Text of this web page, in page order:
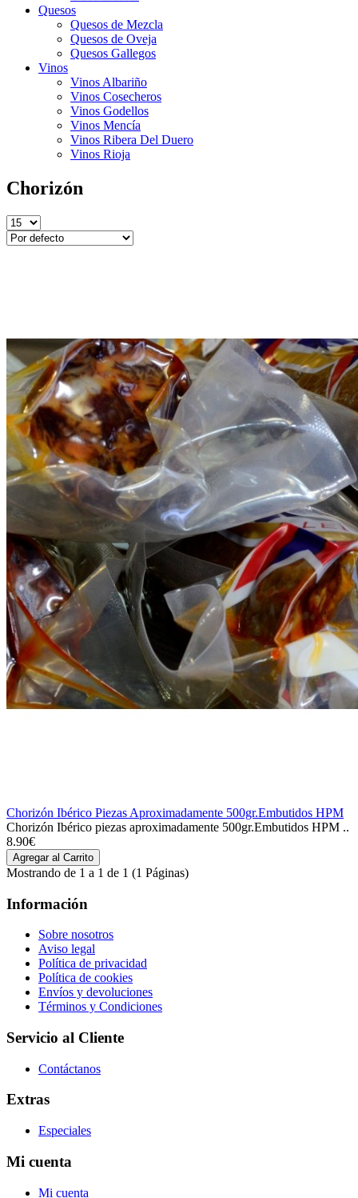
Quesos
Quesos de Mezcla
Quesos de Oveja
Quesos Gallegos
Vinos
Vinos Albariño
Vinos Cosecheros
Vinos Godellos
Vinos Mencía
Vinos Ribera Del Duero
Vinos Rioja
Chorizón
Chorizón Ibérico Piezas Aproximadamente 500gr.Embutidos HPM
Chorizón Ibérico piezas aproximadamente 500gr.Embutidos HPM ..
8.90€
Mostrando de 1 a 1 de 1 (1 Páginas)
Información
Sobre nosotros
Aviso legal
Política de privacidad
Política de cookies
Envíos y devoluciones
Términos y Condiciones
Servicio al Cliente
Contáctanos
Extras
Especiales
Mi cuenta
Mi cuenta